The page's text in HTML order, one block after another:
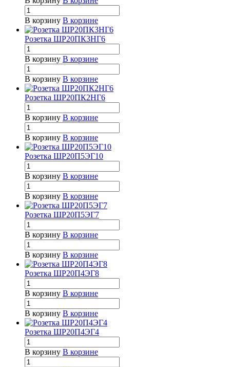
В корзину В корзине
Розетка ШР20ПК3НГ6
В корзину В корзине
В корзину В корзине
Розетка ШР20ПК2НГ6
В корзину В корзине
В корзину В корзине
Розетка ШР20П5ЭГ10
В корзину В корзине
В корзину В корзине
Розетка ШР20П5ЭГ7
В корзину В корзине
В корзину В корзине
Розетка ШР20П4ЭГ8
В корзину В корзине
В корзину В корзине
Розетка ШР20П4ЭГ4
В корзину В корзине